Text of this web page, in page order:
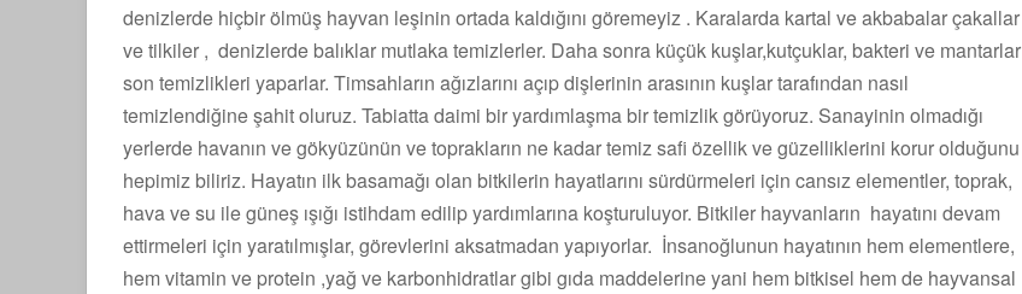
denizlerde hiçbir ölmüş hayvan leşinin ortada kaldığını göremeyiz . Karalarda kartal ve akbabalar çakallar
ve tilkiler , denizlerde balıklar mutlaka temizlerler. Daha sonra küçük kuşlar,kutçuklar, bakteri ve mantarlar
son temizlikleri yaparlar. Timsahların ağızlarını açıp dişlerinin arasının kuşlar tarafından nasıl
temizlendiğine şahit oluruz. Tabiatta daimi bir yardımlaşma bir temizlik görüyoruz. Sanayinin olmadığı
yerlerde havanın ve gökyüzünün ve toprakların ne kadar temiz safi özellik ve güzelliklerini korur olduğunu
hepimiz biliriz. Hayatın ilk basamağı olan bitkilerin hayatlarını sürdürmeleri için cansız elementler, toprak,
hava ve su ile güneş ışığı istihdam edilip yardımlarına koşturuluyor. Bitkiler hayvanların hayatını devam
ettirmeleri için yaratılmışlar, görevlerini aksatmadan yapıyorlar. İnsanoğlunun hayatının hem elementlere,
hem vitamin ve protein ,yağ ve karbonhidratlar gibi gıda maddelerine yani hem bitkisel hem de hayvansal